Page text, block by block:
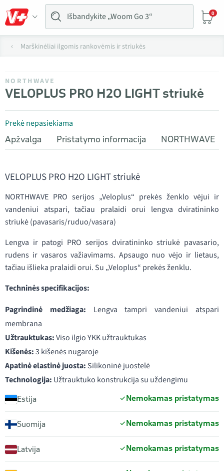
0
Marškinėliai ilgomis rankovėmis ir striukės
NORTHWAVE
VELOPLUS PRO H2O LIGHT striukė
Prekė nepasiekiama
Apžvalga
Pristatymo informacija NORTHWAVE
VELOPLUS PRO H2O LIGHT striukė
NORTHWAVE PRO serijos „Veloplus“ prekės ženklo vėjui ir
vandeniui atspari, tačiau pralaidi orui lengva dviratininko
striukė (pavasaris/ruduo/vasara)
Lengva ir patogi PRO serijos dviratininko striukė pavasario,
rudens ir vasaros važiavimams. Apsaugo nuo vėjo ir lietaus,
tačiau išlieka pralaidi orui. Su „Veloplus“ prekės ženklu.
Techninės specifikacijos:
Pagrindinė medžiaga: Lengva tampri vandeniui atspari
membrana
Užtrauktukas:Viso ilgio YKK užtrauktukas
Kišenės:3 kišenės nugaroje
Apatinė elastinė juosta: Silikoninė juostelė
Technologija: Užtrauktuko konstrukcija su uždengimu
Estija Nemokamas pristatymas
Suomija Nemokamas pristatymas
Latvija Nemokamas pristatymas